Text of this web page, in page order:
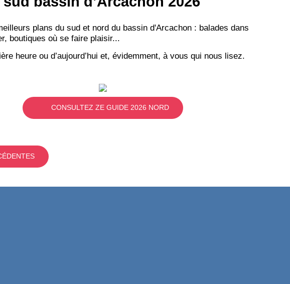
plans du sud et nord du bassin d'Arcachon : balades dans
boutiques où se faire plaisir...
heure ou d’aujourd’hui et, évidemment, à vous qui nous lisez.
CONSULTEZ ZE GUIDE 2026 NORD